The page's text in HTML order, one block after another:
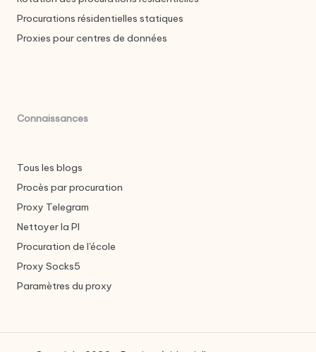
Procurations résidentielles statiques
Proxies pour centres de données
Connaissances
Tous les blogs
Procès par procuration
Proxy Telegram
Nettoyer la PI
Procuration de l'école
Proxy Socks5
Paramètres du proxy